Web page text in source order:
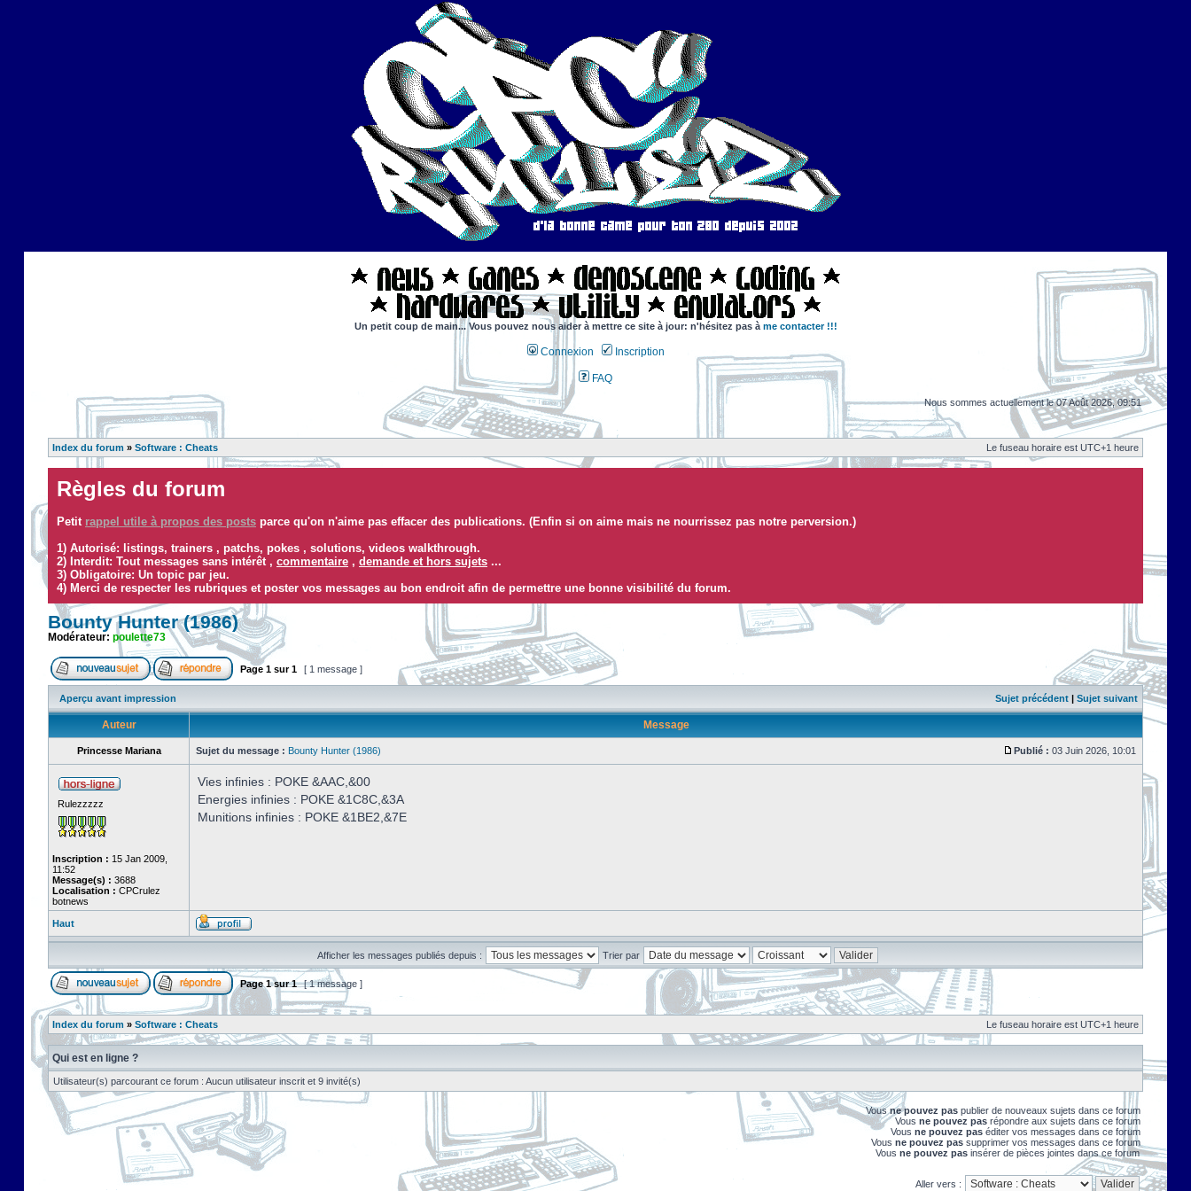
Un petit coup de main... Vous pouvez nous aider à mettre ce site à jour: n'hésitez pas à me contacter !!!
Connexion Inscription
FAQ
Nous sommes actuellement le 07 Août 2026, 09:51
Index du forum » Software : Cheats Le fuseau horaire est UTC+1 heure
Règles du forum
Petit rappel utile à propos des posts parce qu'on n'aime pas effacer des publications. (Enfin si on aime mais ne nourrissez pas notre perversion.)
1) Autorisé: listings, trainers , patchs, pokes , solutions, videos walkthrough.
2) Interdit: Tout messages sans intérêt , commentaire , demande et hors sujets ...
3) Obligatoire: Un topic par jeu.
4) Merci de respecter les rubriques et poster vos messages au bon endroit afin de permettre une bonne visibilité du forum.
Bounty Hunter (1986)
Modérateur: poulette73
Page 1 sur1 [ 1 message ]
Aperçu avant impression Sujet précédent | Sujet suivant
Auteur Message
Princesse Mariana Sujet du message : Bounty Hunter (1986) Publié : 03 Juin 2026, 10:01
Rulezzzzz
Inscription : 15 Jan 2009,
11:52
Message(s) : 3688
Localisation : CPCrulez
botnews
Vies infinies : POKE &AAC,&00
Energies infinies : POKE &1C8C,&3A
Munitions infinies : POKE &1BE2,&7E
Haut
Afficher les messages publiés depuis : Trier par
Page1sur1 [ 1 message ]
Index du forum » Software : Cheats Le fuseau horaire est UTC+1 heure
Qui est en ligne ?
Utilisateur(s) parcourant ce forum : Aucun utilisateur inscrit et 9 invité(s)
Vousne pouvez pas publier de nouveaux sujets dans ce forum
Vous ne pouvez pas répondre aux sujets dans ce forum
Vous ne pouvez pas éditer vos messages dans ce forum
Vous ne pouvez pas supprimer vos messages dans ce forum
Vous ne pouvez pas insérer de pièces jointes dans ce forum
Aller vers :